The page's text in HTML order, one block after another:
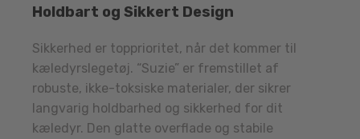
Holdbart og Sikkert Design
Sikkerhed er topprioritet, når det kommer til
kæledyrslegetøj. “Suzie” er fremstillet af
robuste, ikke-toksiske materialer, der sikrer
langvarig holdbarhed og sikkerhed for dit
kæledyr. Den glatte overflade og stabile